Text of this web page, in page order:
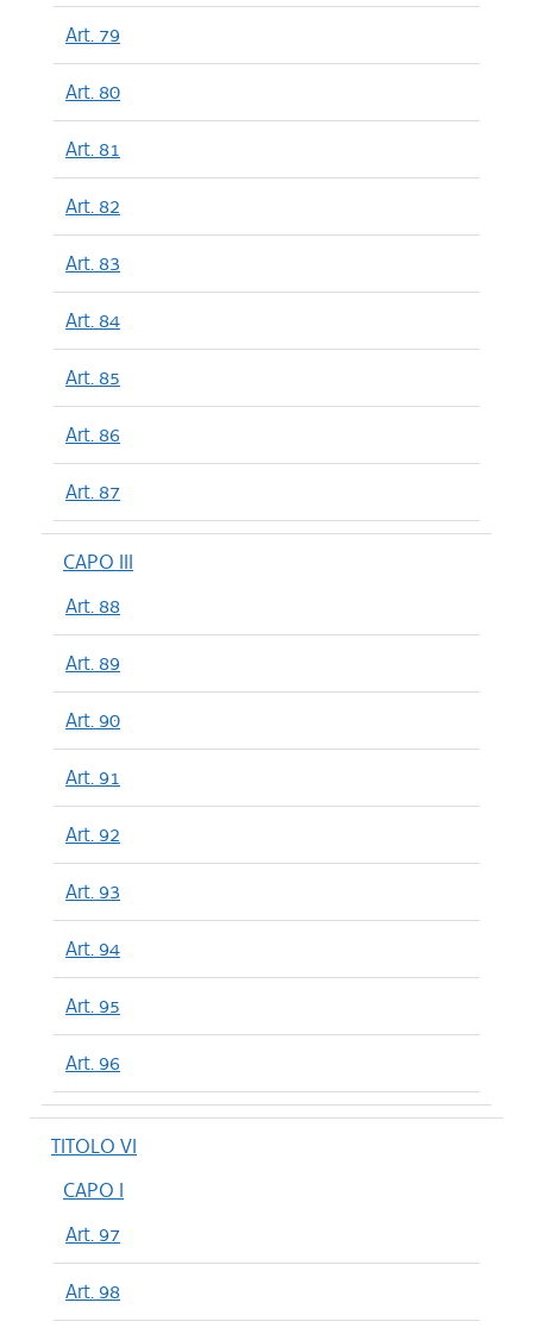
Art. 79
Art. 80
Art. 81
Art. 82
Art. 83
Art. 84
Art. 85
Art. 86
Art. 87
CAPO III
Art. 88
Art. 89
Art. 90
Art. 91
Art. 92
Art. 93
Art. 94
Art. 95
Art. 96
TITOLO VI
CAPO I
Art. 97
Art. 98